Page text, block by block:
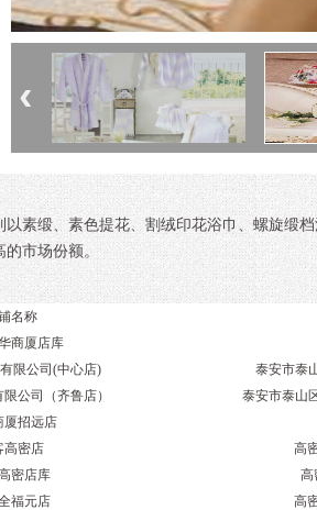
‹
以素缎、素色提花、割绒印花浴巾、螺旋缎
的市场份额。
名称
商厦店库
限公司(中心店)
泰安市泰
公司（齐鲁店）
泰安市泰山
厦招远店
高密店
高
密店库
高
福元店
高